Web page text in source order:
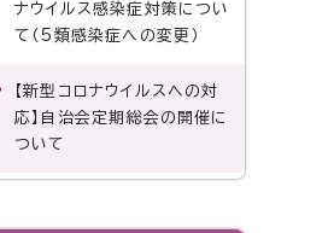
ナウイルス感染症対策につい
て（5類感染症への変更）
【新型コロナウイルスへの対
応】自治会定期総会の開催に
ついて